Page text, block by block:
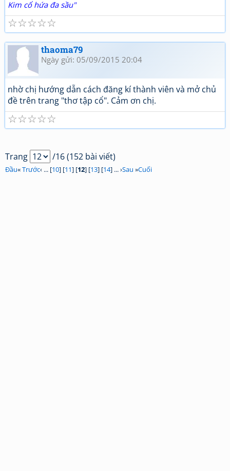
Kim cổ hứa đa sầu"
☆
☆
☆
☆
☆
thaoma79
Ngày gửi: 05/09/2015 20:04
nhờ chị hướng dẫn cách đăng kí thành viên và mở chủ
đề trên trang "thơ tập cổ". Cảm ơn chị.
☆
☆
☆
☆
☆
Trang /16 (152 bài viết)
Đầu«Trước‹ ... [10] [11] [12] [13] [14] ... ›Sau »Cuối